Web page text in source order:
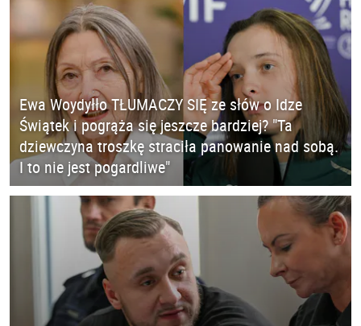
Ewa Woydyłło TŁUMACZY SIĘ ze słów o Idze
Świątek i pogrąża się jeszcze bardziej? "Ta
dziewczyna troszkę straciła panowanie nad sobą.
I to nie jest pogardliwe"